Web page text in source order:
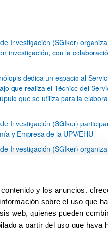
y los anuncios,
sobre el uso que
web, quienes pueden
a partir del uso que haya
Investigación (SGIker)
investigación, con la
dedica un espacio al
que realiza el Técnico del
que se utiliza para la
Investigación (SGIker)
y Empresa de la UPV/EHU
Investigación (SGIker)
de lúpulo silvestre
...
Páginas intermedias Use TAB
Página
79